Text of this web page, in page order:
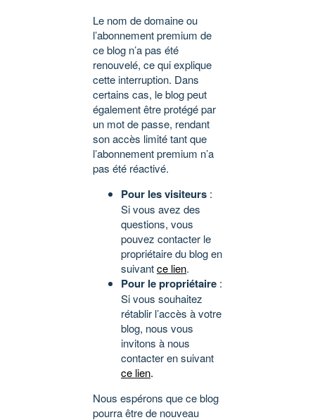
Le nom de domaine ou
l’abonnement premium de
ce blog n’a pas été
renouvelé, ce qui explique
cette interruption. Dans
certains cas, le blog peut
également être protégé par
un mot de passe, rendant
son accès limité tant que
l’abonnement premium n’a
pas été réactivé.
Pour les visiteurs :
Si vous avez des
questions, vous
pouvez contacter le
propriétaire du blog en
suivantce lien.
Pour le propriétaire :
Si vous souhaitez
rétablir l’accès à votre
blog, nous vous
invitons à nous
contacter en suivant
ce lien.
Nous espérons que ce blog
pourra être de nouveau